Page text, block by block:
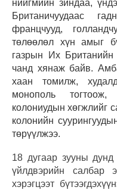
нийгмийн зиндаа,
Британичуудаас
францчууд,
төлөөлөл хүн амыг
газрын Их Британийн
чанд хянаж байв.
хаан томилж,
монополь
колониудын хөгжлийг
колонийн
төрүүлжээ.
18 дугаар зууны
үйлдвэрийн салбар
хэрэгцээт